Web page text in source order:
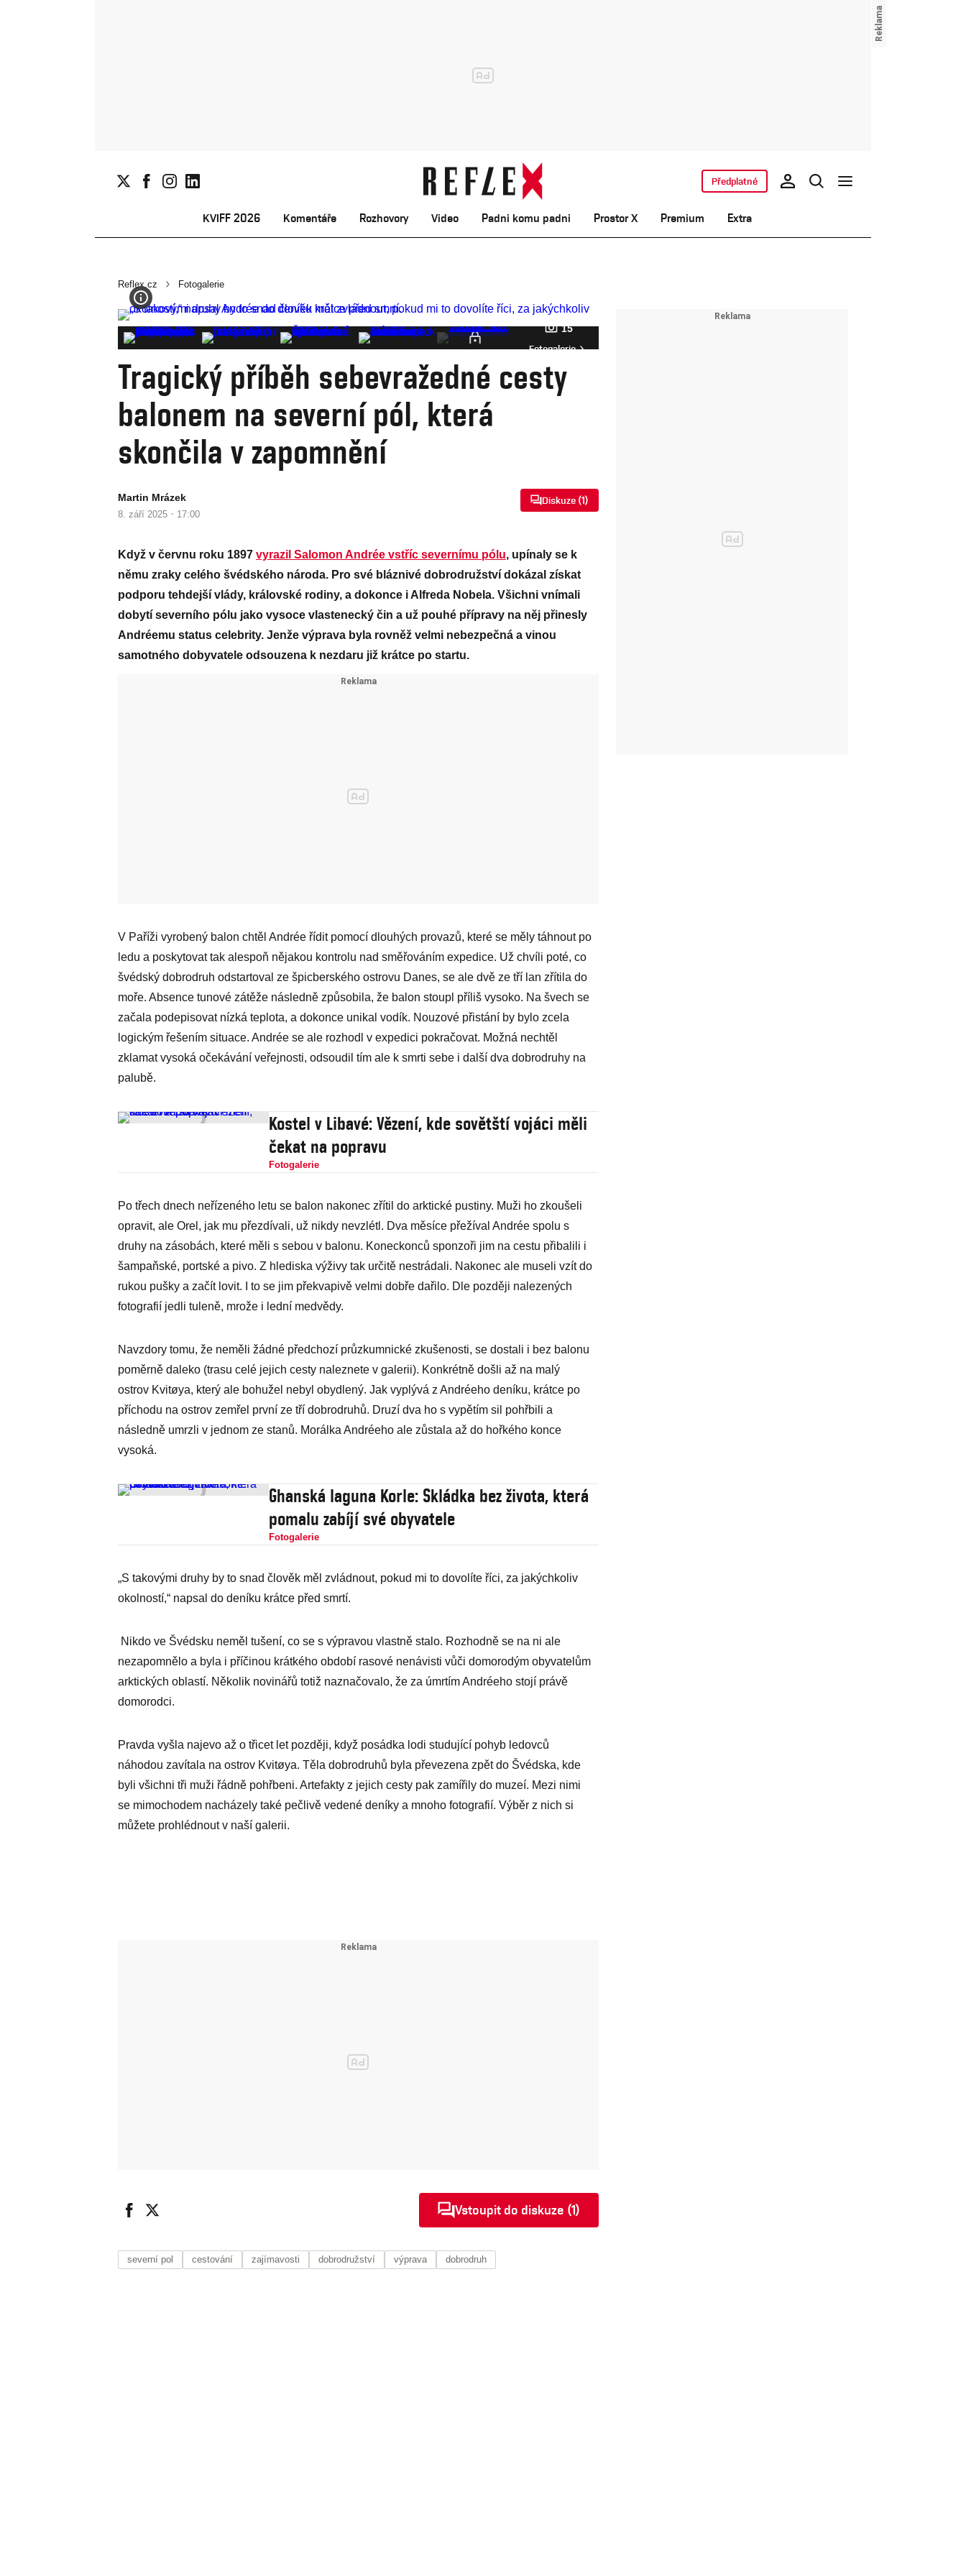
KVIFF 2026 Komentáře Rozhovory Video Padni komu padni Prostor X Premium Extra
Předplatné
Reflex.cz Fotogalerie
15
Fotogalerie
Tragický příběh sebevražedné cesty
balonem na severní pól, která
skončila v zapomnění
Martin Mrázek
8. září 2025 · 17:00
Diskuze (1)
Když v červnu roku 1897 vyrazil Salomon Andrée vstříc severnímu pólu, upínaly se k
němu zraky celého švédského národa. Pro své bláznivé dobrodružství dokázal získat
podporu tehdejší vlády, královské rodiny, a dokonce i Alfreda Nobela. Všichni vnímali
dobytí severního pólu jako vysoce vlastenecký čin a už pouhé přípravy na něj přinesly
Andréemu status celebrity. Jenže výprava byla rovněž velmi nebezpečná a vinou
samotného dobyvatele odsouzena k nezdaru již krátce po startu.
V Paříži vyrobený balon chtěl Andrée řídit pomocí dlouhých provazů, které se měly táhnout po
ledu a poskytovat tak alespoň nějakou kontrolu nad směřováním expedice. Už chvíli poté, co
švédský dobrodruh odstartoval ze špicberského ostrovu Danes, se ale dvě ze tří lan zřítila do
moře. Absence tunové zátěže následně způsobila, že balon stoupl příliš vysoko. Na švech se
začala podepisovat nízká teplota, a dokonce unikal vodík. Nouzové přistání by bylo zcela
logickým řešením situace. Andrée se ale rozhodl v expedici pokračovat. Možná nechtěl
zklamat vysoká očekávání veřejnosti, odsoudil tím ale k smrti sebe i další dva dobrodruhy na
palubě.
Kostel v Libavé: Vězení, kde sovětští vojáci měli
čekat na popravu
Fotogalerie
Po třech dnech neřízeného letu se balon nakonec zřítil do arktické pustiny. Muži ho zkoušeli
opravit, ale Orel, jak mu přezdívali, už nikdy nevzlétl. Dva měsíce přežíval Andrée spolu s
druhy na zásobách, které měli s sebou v balonu. Koneckonců sponzoři jim na cestu přibalili i
šampaňské, portské a pivo. Z hlediska výživy tak určitě nestrádali. Nakonec ale museli vzít do
rukou pušky a začít lovit. I to se jim překvapivě velmi dobře dařilo. Dle později nalezených
fotografií jedli tuleně, mrože i lední medvědy.
Navzdory tomu, že neměli žádné předchozí průzkumnické zkušenosti, se dostali i bez balonu
poměrně daleko (trasu celé jejich cesty naleznete v galerii). Konkrétně došli až na malý
ostrov Kvitøya, který ale bohužel nebyl obydlený. Jak vyplývá z Andréeho deníku, krátce po
příchodu na ostrov zemřel první ze tří dobrodruhů. Druzí dva ho s vypětím sil pohřbili a
následně umrzli v jednom ze stanů. Morálka Andréeho ale zůstala až do hořkého konce
vysoká.
Ghanská laguna Korle: Skládka bez života, která
pomalu zabíjí své obyvatele
Fotogalerie
„S takovými druhy by to snad člověk měl zvládnout, pokud mi to dovolíte říci, za jakýchkoliv
okolností,“ napsal do deníku krátce před smrtí.
Nikdo ve Švédsku neměl tušení, co se s výpravou vlastně stalo. Rozhodně se na ni ale
nezapomnělo a byla i příčinou krátkého období rasové nenávisti vůči domorodým obyvatelům
arktických oblastí. Několik novinářů totiž naznačovalo, že za úmrtím Andréeho stojí právě
domorodci.
Pravda vyšla najevo až o třicet let později, když posádka lodi studující pohyb ledovců
náhodou zavítala na ostrov Kvitøya. Těla dobrodruhů byla převezena zpět do Švédska, kde
byli všichni tři muži řádně pohřbeni. Artefakty z jejich cesty pak zamířily do muzeí. Mezi nimi
se mimochodem nacházely také pečlivě vedené deníky a mnoho fotografií. Výběr z nich si
můžete prohlédnout v naší galerii.
Vstoupit do diskuze (1)
severní pol cestování zajímavosti dobrodružství výprava dobrodruh